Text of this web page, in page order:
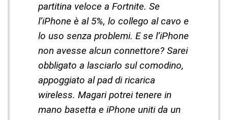
partitina veloce a Fortnite. Se
l’iPhone è al 5%, lo collego al cavo e
lo uso senza problemi. E se l’iPhone
non avesse alcun connettore? Sarei
obbligato a lasciarlo sul comodino,
appoggiato al pad di ricarica
wireless. Magari potrei tenere in
mano basetta e iPhone uniti da un